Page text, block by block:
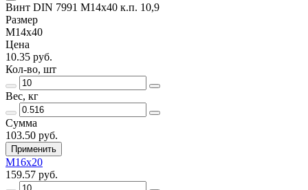
Винт DIN 7991 M14х40 к.п. 10,9
Размер
M14x40
Цена
10.35 руб.
Кол-во, шт
Вес, кг
Сумма
103.50 руб.
Применить
M16х20
159.57 руб.